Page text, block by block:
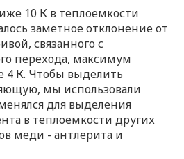
10 К в теплоемкости
заметное отклонение от
связанного с
перехода, максимум
4 К. Чтобы выделить
мы использовали
для выделения
в теплоемкости других
меди - антлерита и